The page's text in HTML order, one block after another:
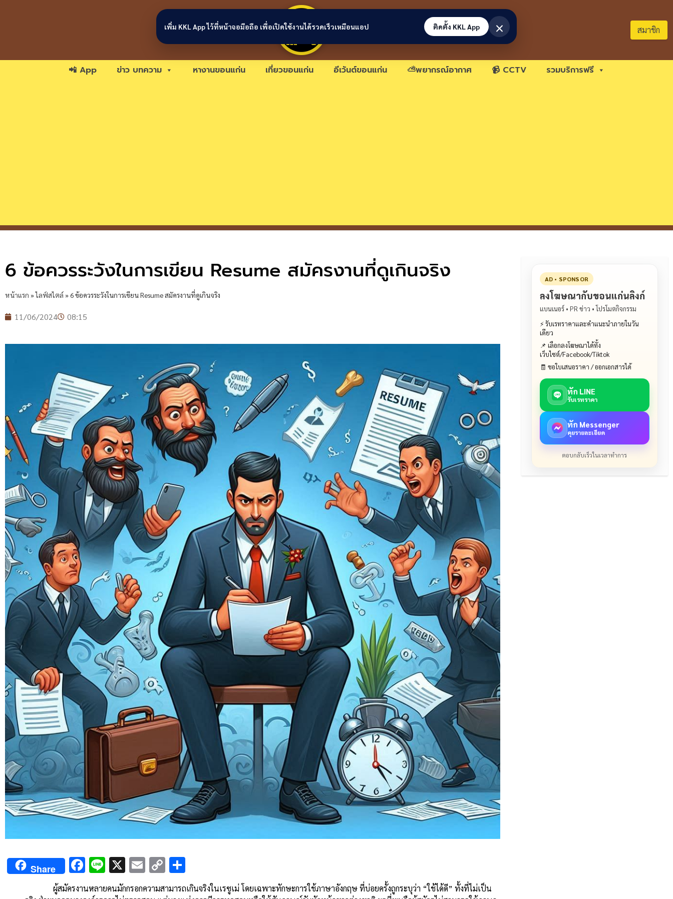
ขอนแก่นลิงก์ สมาชิก
📲 App ข่าว บทความ หางานขอนแก่น เที่ยวขอนแก่น อีเว้นต์ขอนแก่น ⛅พยากรณ์อากาศ 📹 CCTV รวมบริการฟรี
6 ข้อควรระวังในการเขียน Resume สมัครงานที่ดูเกินจริง
หน้าแรก »ไลฟ์สไตล์»6 ข้อควรระวังในการเขียน Resume สมัครงานที่ดูเกินจริง
11/06/2024 08:15
Share Facebook
Line
X Email
Copy
Link
ผู้สมัครงานหลายคนมักกรอกความสามารถเกินจริงในเรซูเม่ โดยเฉพาะทักษะการใช้ภาษาอังกฤษ ที่บ่อยครั้งถูกระบุว่า “ใช้ได้ดี” ทั้งที่ไม่เป็น
AD • SPONSOR
ลงโฆษณากับขอนแก่นลิงก์
แบนเนอร์ • PR ข่าว • โปรโมตกิจกรรม
⚡ รับเรทราคาและคำแนะนำภายในวัน
เดียว
📌 เลือกลงโฆษณาได้ทั้ง
เว็บไซต์/Facebook/Tiktok
🧾 ขอใบเสนอราคา / ออกเอกสารได้
ทัก LINE
รับเรทราคา
ทัก Messenger
คุยรายละเอียด
ตอบกลับเร็วในเวลาทำการ
เพิ่ม KKL App ไว้ที่หน้าจอมือถือ เพื่อเปิดใช้งานได้รวดเร็วเหมือนแอป ติดตั้ง KKL App ×